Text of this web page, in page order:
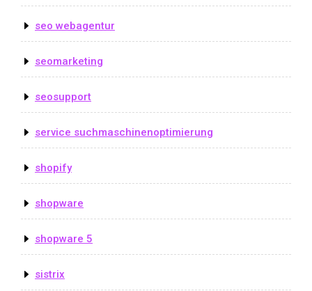
seo webagentur
seomarketing
seosupport
service suchmaschinenoptimierung
shopify
shopware
shopware 5
sistrix